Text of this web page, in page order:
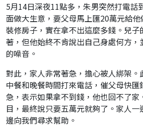
5月14日深夜11點多，朱男突然打電話
面做大生意，要父母馬上匯20萬元給
裝修房子，實在拿不出這麼多錢。兒
著，但他始終不肯說出自己身處何方
的噪音。
對此，家人非常著急，擔心被人綁架。
中餐和晚餐時間打來電話，催父母快
急，表示如果拿不到錢，他也回不了家
目，最終說只要五萬元就夠了。家人
邊向我們尋求幫助。